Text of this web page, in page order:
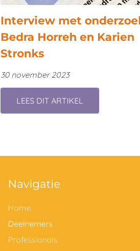
Interview met
Bedra Horreh en Karien
Stronks
30 november 2023
LEES DIT ARTIKEL
Navigatie
Home
Deelnemers
Professionals